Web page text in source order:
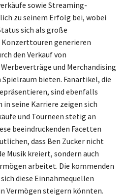
sowie Streaming-
zu seinem Erfolg bei, wobei
sich als große
generieren
den Verkauf von
und Merchandising
bieten. Fanartikel, die
sind ebenfalls
seine Karriere zeigen sich
und Tourneen stetig an
beeindruckenden Facetten
dass Ben Zucker nicht
Musik kreiert, sondern auch
arbeitet. Die kommenden
diese Einnahmequellen
Vermögen steigern könnten.